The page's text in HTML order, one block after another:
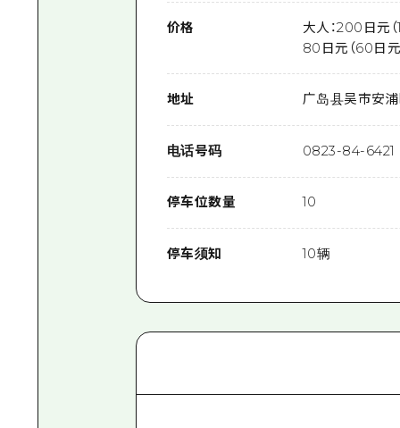
价格
大人：200日元（
80日元（60日
地址 广岛县吴市安
电话号码 0823-84-6421
停车位数量 10
停车须知 10辆